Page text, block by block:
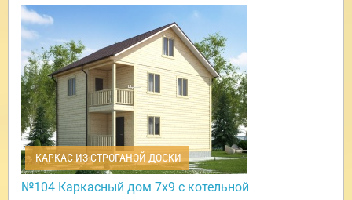
КАРКАС ИЗ СТРОГАНОЙ ДОСКИ
№104 Каркасный дом 7х9 с котельной